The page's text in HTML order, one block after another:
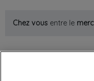
Chez vous entre le